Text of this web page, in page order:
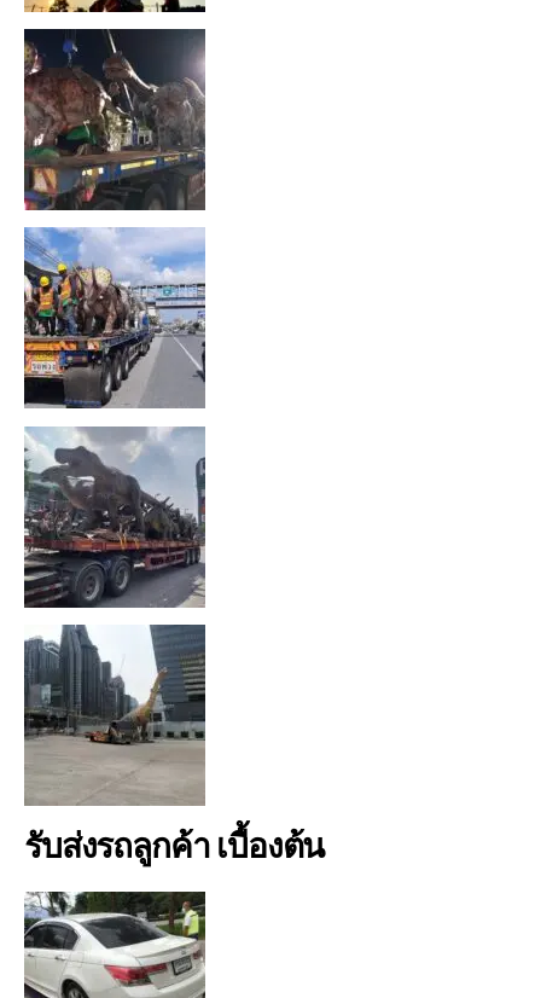
รับส่งรถลูกค้า เบื้องต้น